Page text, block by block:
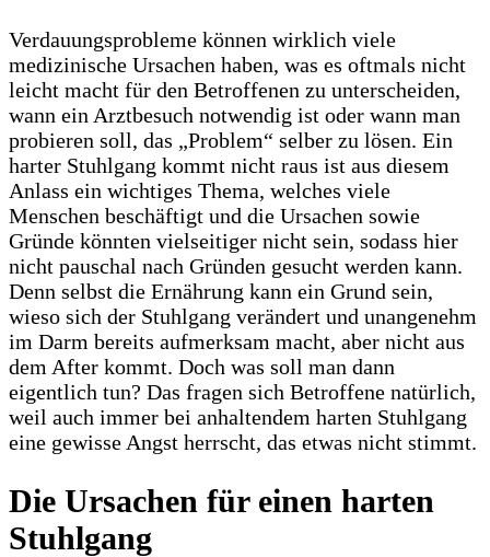
Verdauungsprobleme können wirklich viele
medizinische Ursachen haben, was es oftmals nicht
leicht macht für den Betroffenen zu unterscheiden,
wann ein Arztbesuch notwendig ist oder wann man
probieren soll, das „Problem“ selber zu lösen. Ein
harter Stuhlgang kommt nicht raus ist aus diesem
Anlass ein wichtiges Thema, welches viele
Menschen beschäftigt und die Ursachen sowie
Gründe könnten vielseitiger nicht sein, sodass hier
nicht pauschal nach Gründen gesucht werden kann.
Denn selbst die Ernährung kann ein Grund sein,
wieso sich der Stuhlgang verändert und unangenehm
im Darm bereits aufmerksam macht, aber nicht aus
dem After kommt. Doch was soll man dann
eigentlich tun? Das fragen sich Betroffene natürlich,
weil auch immer bei anhaltendem harten Stuhlgang
eine gewisse Angst herrscht, das etwas nicht stimmt.
Die Ursachen für einen harten
Stuhlgang